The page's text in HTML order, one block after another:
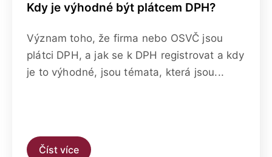
Kdy je výhodné být plátcem DPH?
Význam toho, že firma nebo OSVČ jsou
plátci DPH, a jak se k DPH registrovat a kdy
je to výhodné, jsou témata, která jsou...
Číst více